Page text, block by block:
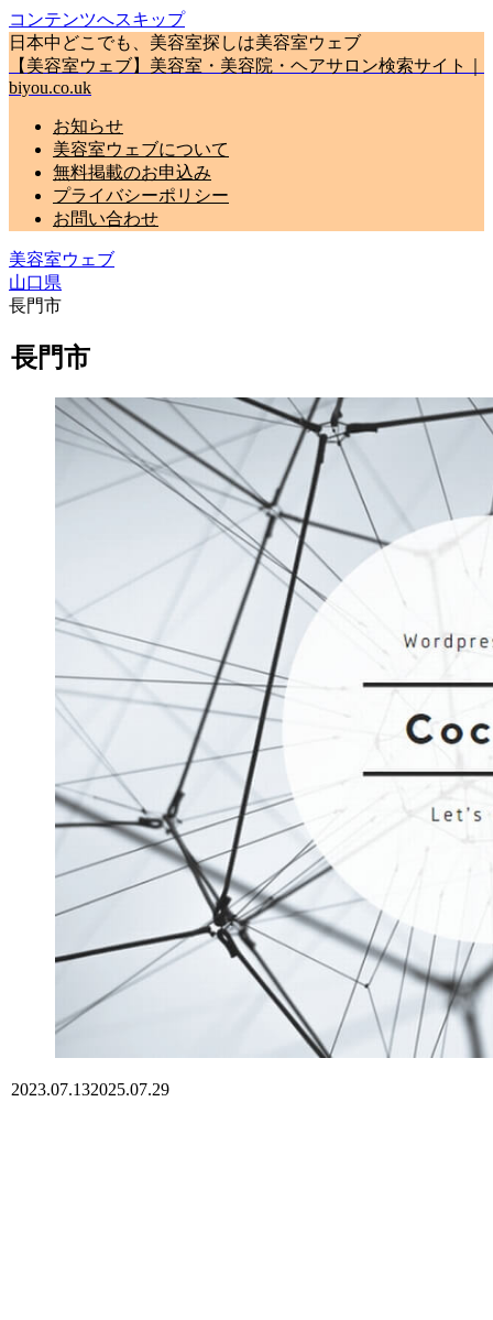
コンテンツへスキップ
日本中どこでも、美容室探しは美容室ウェブ
【美容室ウェブ】美容室・美容院・ヘアサロン検索サイト｜
biyou.co.uk
お知らせ
美容室ウェブについて
無料掲載のお申込み
プライバシーポリシー
お問い合わせ
美容室ウェブ
山口県
長門市
長門市
2023.07.132025.07.29